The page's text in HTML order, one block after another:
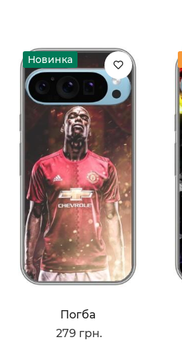
Новинка
Погба
279 грн.